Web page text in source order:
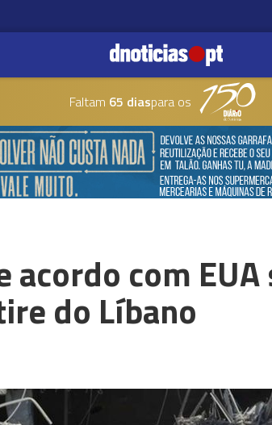
Faltam 65 diaspara os
acordo com
do Líbano